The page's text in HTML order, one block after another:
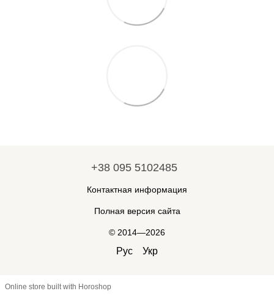
+38 095 5102485
Контактная информация
Полная версия сайта
© 2014—2026
Рус Укр
Online store built with Horoshop